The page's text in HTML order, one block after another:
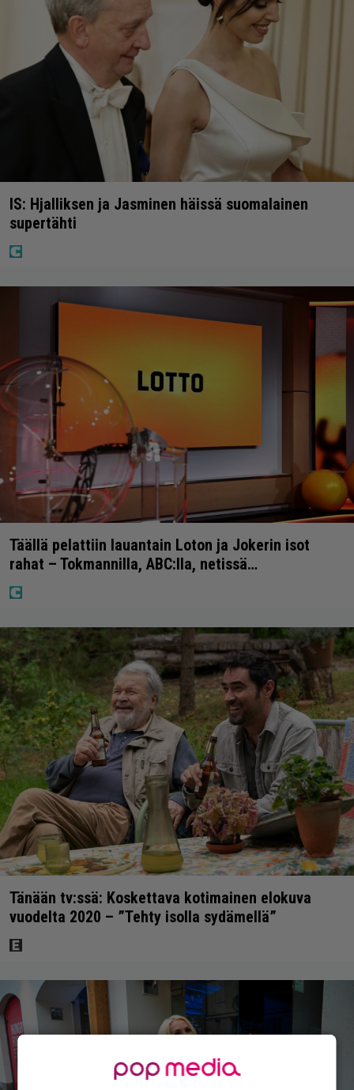
IS: Hjalliksen ja Jasminen häissä suomalainen
supertähti
Täällä pelattiin lauantain Loton ja Jokerin isot
rahat – Tokmannilla, ABC:lla, netissä…
Tänään tv:ssä: Koskettava kotimainen elokuva
vuodelta 2020 – ”Tehty isolla sydämellä”